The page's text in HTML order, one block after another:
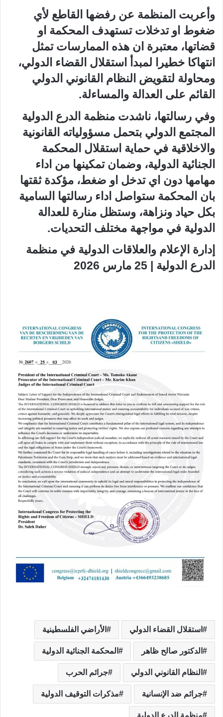
وأعربت المنظمة عن رفضها القاطع لأي
ضغوط او تدخلات تستهدف المحكمة او
قضاتها، معتبرة ان هذه الممارسات تمثل
انتهاكا خطيرا لمبدأ استقلال القضاء الدولي،
ومحاولة لتقويض النظام القانوني الدولي
القائم على العدالة والمساءلة.
وفي رسالتها، ناشدت منظمة الدرع الدولية
المجتمع الدولي بتحمل مسؤولياته القانونية
والاخلاقية في حماية استقلال المحكمة
الجنائية الدولية، وضمان تمكينها من اداء
مهامها دون اي تدخل او ضغط، مؤكدة ثقتها
بان المحكمة ستواصل اداء رسالتها السامية
بكل حياد ونزاهة، وستظل منارة للعدالة
الدولية في مواجهة مختلف التحديات.
إدارة الإعلام والعلاقات الدولية في منظمة
الدرع الدولية | 25 مارس 2026
استقلال القضاء الدولي الأراضي الفلسطينية
الدكتور صالح ظاهر المحكمة الجنائية الدولية
النظام القانوني الدولي جرائم الحرب
جرائم ضد الإنسانية مذكرات التوقيف الدولية
منظمة الدرع الدولية